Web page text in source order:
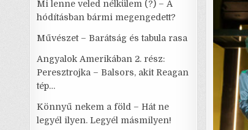
Mi lenne veled nélkülem (?) – A
hódításban bármi megengedett?
Művészet – Barátság és tabula rasa
Angyalok Amerikában 2. rész:
Peresztrojka – Balsors, akit Reagan
tép…
Könnyű nekem a föld – Hát ne
legyél ilyen. Legyél másmilyen!